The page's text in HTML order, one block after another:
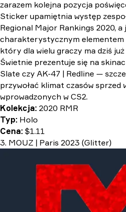
zarazem kolejna pozycja
Sticker upamiętnia występ
Regional Major Rankings 2020,
charakterystycznym elementem
który dla wielu graczy ma dziś
Świetnie prezentuje się na
Slate czy AK-47 | Redline —
przywołać klimat czasów sprzed
wprowadzonych w CS2.
Kolekcja: 2020 RMR
Typ: Holo
Cena: $1.11
3. MOUZ | Paris 2023 (Glitter)